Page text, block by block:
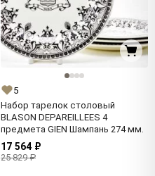
5
Набор тарелок столовый
BLASON DEPAREILLEES 4
предмета GIEN Шампань 274 мм.
17 564 ₽
25 829 ₽